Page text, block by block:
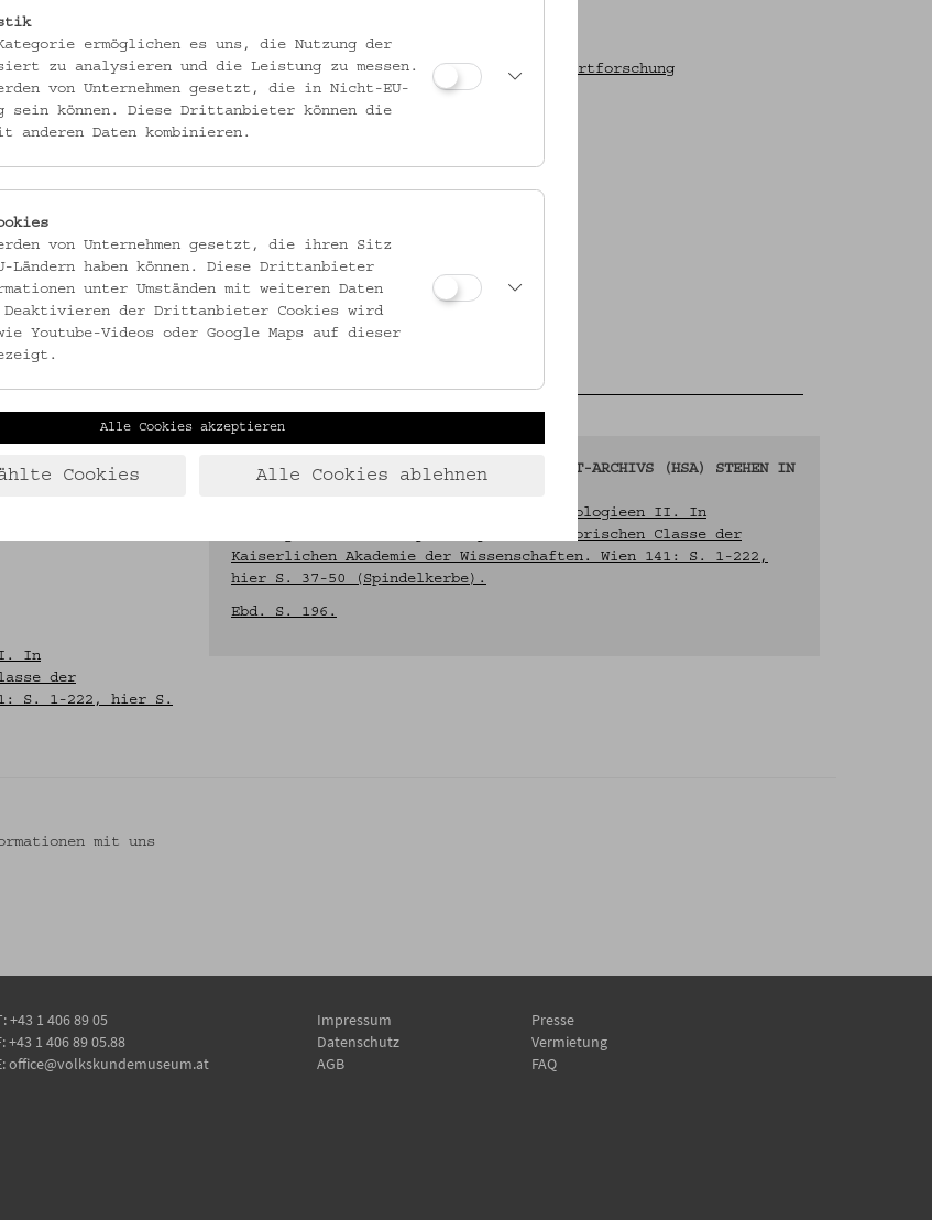
SAMMLUNG
Schuchardt, Hugo: Belegsammlung zur Sachwortforschung
In
der
S. 1-222, hier S.
II. In
der
S. 1-222, hier S.
FOLGENDE MATERIALIEN DES HUGO-SCHUCHARDT-ARCHIVS (HSA) STEHEN IN
Schuchardt, Hugo. 1899. Romanische Etymologieen II. In
Sitzungsberichte der philosophisch-historischen Classe der
Kaiserlichen Akademie der Wissenschaften. Wien 141: S. 1-222,
hier S. 37-50 (Spindelkerbe).
Ebd. S. 196.
mit uns
+43 1 406 89 05
+43 1 406 89 05.88
office@volkskundemuseum.at
Impressum
Datenschutz
AGB
Presse
Vermietung
FAQ
ermöglichen es uns, die Nutzung der
zu analysieren und die Leistung zu messen.
von Unternehmen gesetzt, die in Nicht-EU-
sein können. Diese Drittanbieter können die
anderen Daten kombinieren.
von Unternehmen gesetzt, die ihren Sitz
Ländern haben können. Diese Drittanbieter
unter Umständen mit weiteren Daten
Deaktivieren der Drittanbieter Cookies wird
Youtube-Videos oder Google Maps auf dieser
Alle Cookies akzeptieren
Cookies Alle Cookies ablehnen